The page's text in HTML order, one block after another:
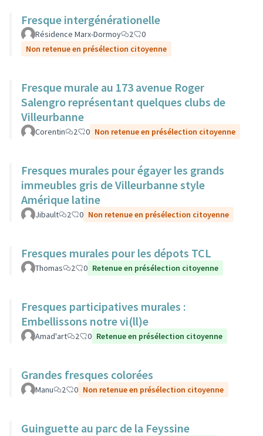
Fresque intergénérationelle
Résidence Marx-Dormoy 2
0
Non retenue en présélection citoyenne
Fresque murale au 173 avenue Roger
Salengro représentant quelques clubs de
Villeurbanne
Corentin 2 0 Non retenue en présélection citoyenne
Fresques murales pour égayer les grands
immeubles gris de Villeurbanne style
Amérique latine
Jibault 2 0 Non retenue en présélection citoyenne
Fresques murales pour les dépots TCL
Thomas 2 0 Retenue en présélection citoyenne
Fresques participatives murales :
Embellissons notre vi(ll)e
Amad'art 2 0 Retenue en présélection citoyenne
Grandes fresques colorées
Manu 2 0 Non retenue en présélection citoyenne
Guinguette au parc de la Feyssine